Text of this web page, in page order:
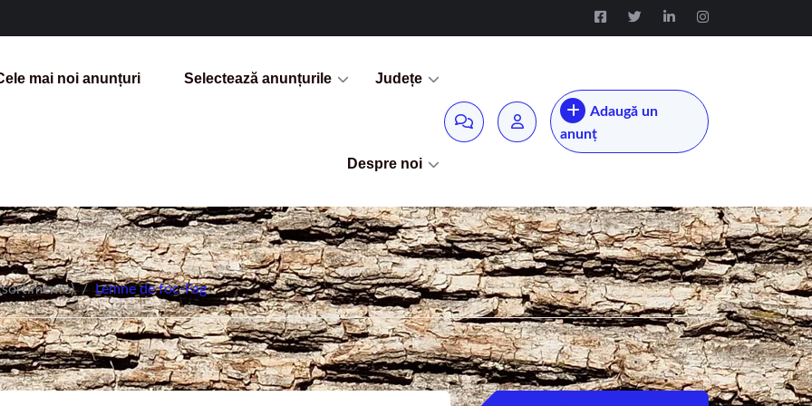
mai noi anunțuri Selectează anunțurile Județe
Despre noi
Adaugă un
anunț
/ Lemne de foc-Fag